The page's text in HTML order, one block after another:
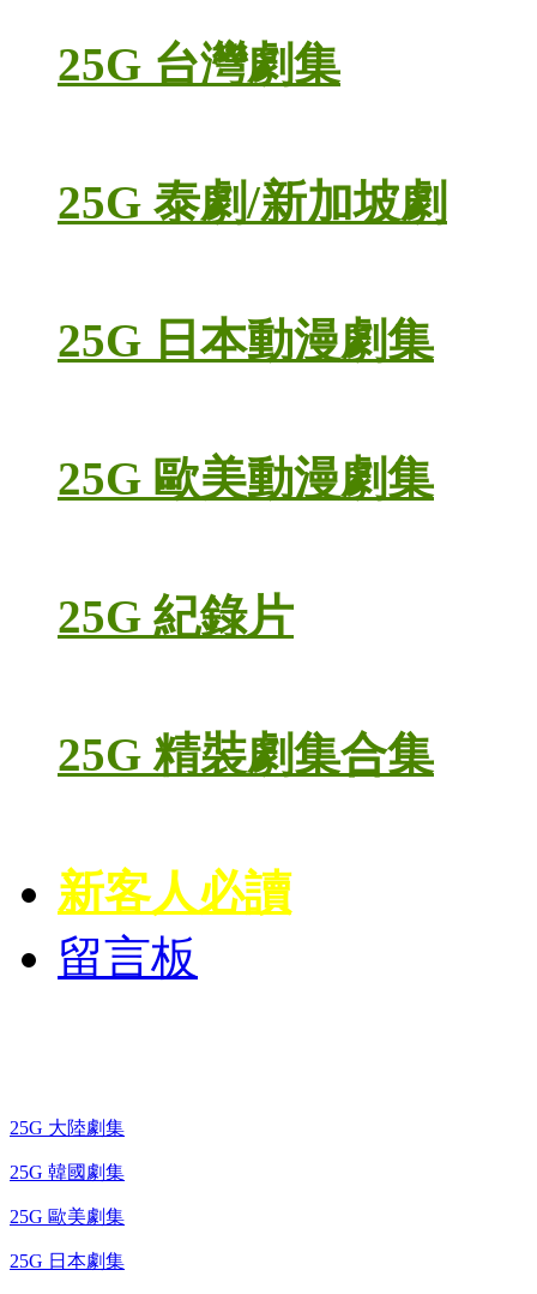
25G 台灣劇集
25G 泰劇/新加坡劇
25G 日本動漫劇集
25G 歐美動漫劇集
25G 紀錄片
25G 精裝劇集合集
新客人必讀
留言板
25G 大陸劇集
25G 韓國劇集
25G 歐美劇集
25G 日本劇集